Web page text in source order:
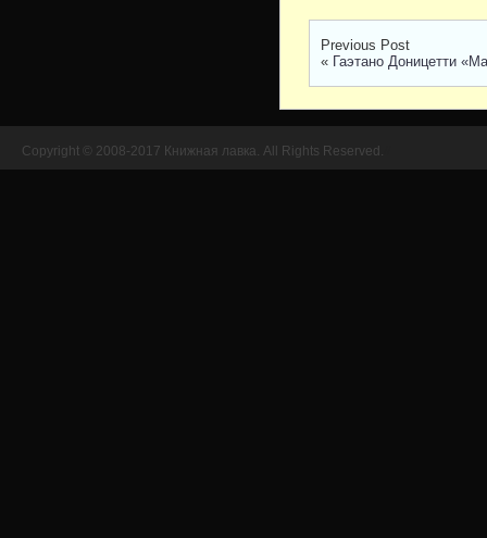
Previous Post
« Гаэтано Доницетти
Copyright © 2008-2017 Книжная лавка. All Rights Reserved.